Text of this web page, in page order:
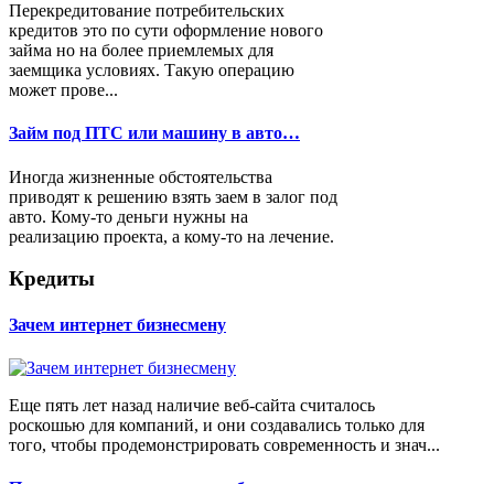
Перекредитование потребительских
кредитов это по сути оформление нового
займа но на более приемлемых для
заемщика условиях. Такую операцию
может прове...
Займ под ПТС или машину в авто…
Иногда жизненные обстоятельства
приводят к решению взять заем в залог под
авто. Кому-то деньги нужны на
реализацию проекта, а кому-то на лечение.
Кредиты
Зачем интернет бизнесмену
Еще пять лет назад наличие веб-сайта считалось
роскошью для компаний, и они создавались только для
того, чтобы продемонстрировать современность и знач...